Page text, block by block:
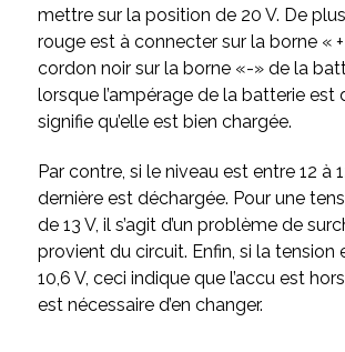
mettre sur la position de 20 V. De
rouge est à connecter sur la borne «
cordon noir sur la borne «-» de la
lorsque l’ampérage de la batterie est
signifie qu’elle est bien chargée.
Par contre, si le niveau est entre 12 à
dernière est déchargée. Pour une
de 13 V, il s’agit d’un problème de
provient du circuit. Enfin, si la tension
10,6 V, ceci indique que l’accu est
est nécessaire d’en changer.